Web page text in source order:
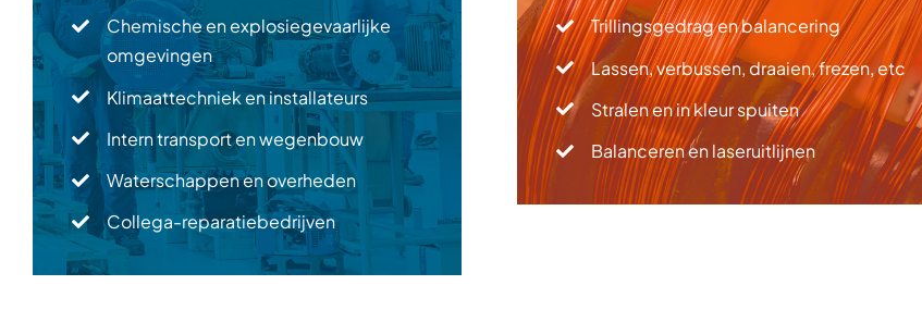
Chemische en explosiegevaarlijke
omgevingen
Klimaattechniek en installateurs
Intern transport en wegenbouw
Waterschappen en overheden
Collega-reparatiebedrijven
Trillingsgedrag en balancering
Lassen, verbussen, draaien, frezen, etc
Stralen en in kleur spuiten
Balanceren en laseruitlijnen